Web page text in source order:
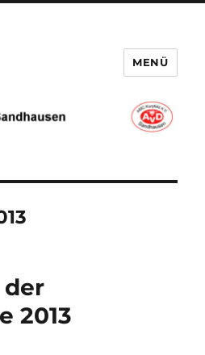
e.V. Sandhausen
MENÜ
der
2013